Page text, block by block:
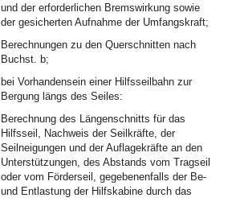
und der erforderlichen Bremswirkung sowie
der gesicherten Aufnahme der Umfangskraft;
Berechnungen zu den Querschnitten nach
Buchst. b;
bei Vorhandensein einer Hilfsseilbahn zur
Bergung längs des Seiles:
Berechnung des Längenschnitts für das
Hilfsseil, Nachweis der Seilkräfte, der
Seilneigungen und der Auflagekräfte an den
Unterstützungen, des Abstands vom Tragseil
oder vom Förderseil, gegebenenfalls der Be-
und Entlastung der Hilfskabine durch das